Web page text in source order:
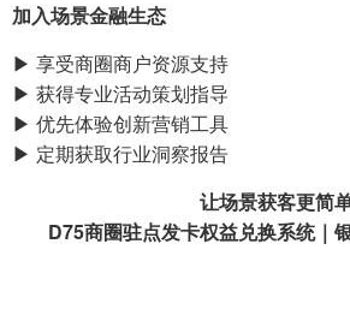
加入场景金融生态
▶ 享受商圈商户资源支持
▶ 获得专业活动策划指导
▶ 优先体验创新营销工具
▶ 定期获取行业洞察报告
让场景获客更简
D75商圈驻点发卡权益兑换系统｜